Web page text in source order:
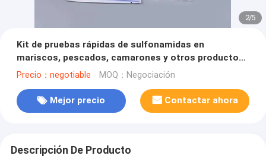
2/5
Kit de pruebas rápidas de sulfonamidas en
mariscos, pescados, camarones y otros productos
acuáticos
Precio：negotiable MOQ：Negociación
Mejor precio Contactar ahora
Descripción De Producto